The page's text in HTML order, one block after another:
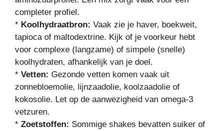
completer profiel.
* Koolhydraatbron: Vaak zie je haver, boekweit,
tapioca of maltodextrine. Kijk of je voorkeur hebt
voor complexe (langzame) of simpele (snelle)
koolhydraten, afhankelijk van je doel.
* Vetten: Gezonde vetten komen vaak uit
zonnebloemolie, lijnzaadolie, koolzaadolie of
kokosolie. Let op de aanwezigheid van omega-3
vetzuren.
* Zoetstoffen: Sommige shakes bevatten suiker of